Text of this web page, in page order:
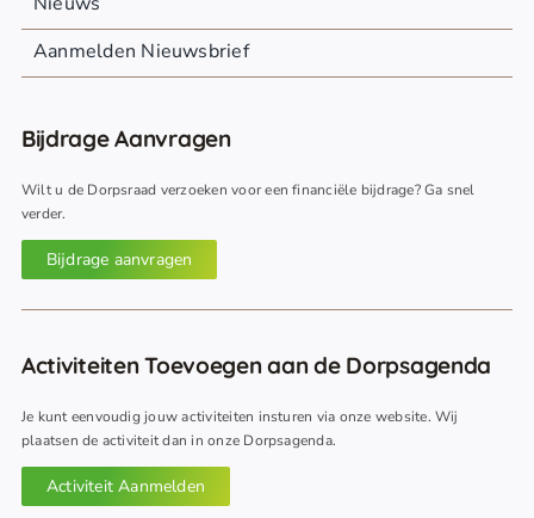
Aanmelden Nieuwsbrief
Bijdrage Aanvragen
Wilt u de Dorpsraad verzoeken voor een financiële bijdrage? Ga snel
verder.
Bijdrage aanvragen
Activiteiten Toevoegen aan de Dorpsagenda
Je kunt eenvoudig jouw activiteiten insturen via onze website. Wij
plaatsen de activiteit dan in onze Dorpsagenda.
Activiteit Aanmelden